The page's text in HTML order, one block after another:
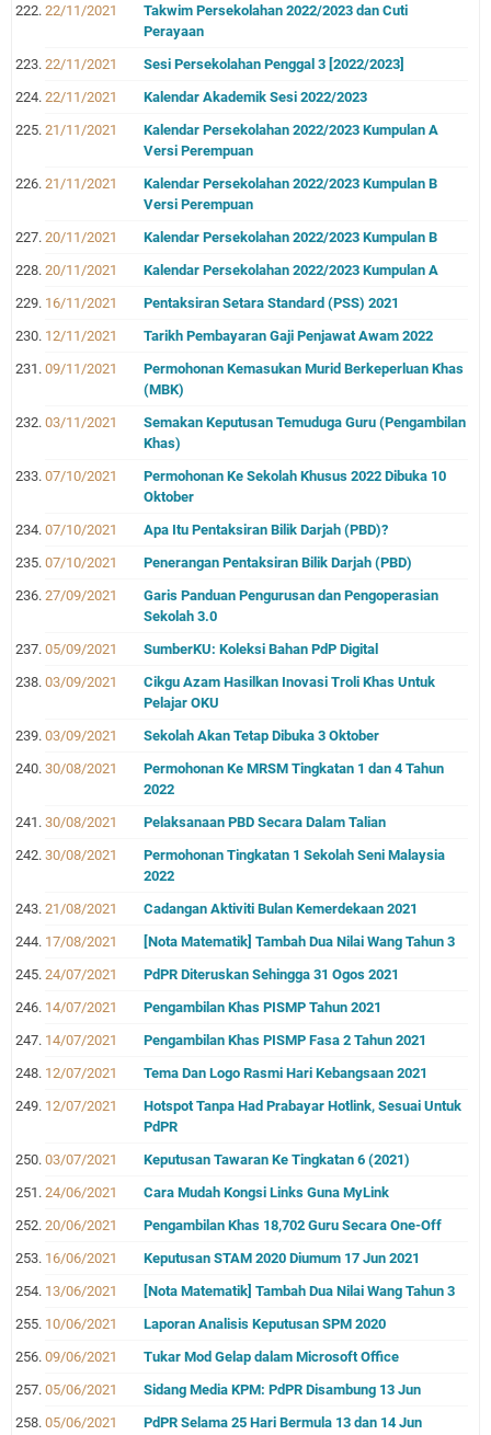
22/11/2021
Takwim Persekolahan 2022/2023 dan Cuti
Perayaan
22/11/2021
Sesi Persekolahan Penggal 3 [2022/2023]
22/11/2021
Kalendar Akademik Sesi 2022/2023
21/11/2021
Kalendar Persekolahan 2022/2023 Kumpulan A
Versi Perempuan
21/11/2021
Kalendar Persekolahan 2022/2023 Kumpulan B
Versi Perempuan
20/11/2021
Kalendar Persekolahan 2022/2023 Kumpulan B
20/11/2021
Kalendar Persekolahan 2022/2023 Kumpulan A
16/11/2021
Pentaksiran Setara Standard (PSS) 2021
12/11/2021
Tarikh Pembayaran Gaji Penjawat Awam 2022
09/11/2021
Permohonan Kemasukan Murid Berkeperluan Khas
(MBK)
03/11/2021
Semakan Keputusan Temuduga Guru (Pengambilan
Khas)
07/10/2021
Permohonan Ke Sekolah Khusus 2022 Dibuka 10
Oktober
07/10/2021
Apa Itu Pentaksiran Bilik Darjah (PBD)?
07/10/2021
Penerangan Pentaksiran Bilik Darjah (PBD)
27/09/2021
Garis Panduan Pengurusan dan Pengoperasian
Sekolah 3.0
05/09/2021
SumberKU: Koleksi Bahan PdP Digital
03/09/2021
Cikgu Azam Hasilkan Inovasi Troli Khas Untuk
Pelajar OKU
03/09/2021
Sekolah Akan Tetap Dibuka 3 Oktober
30/08/2021
Permohonan Ke MRSM Tingkatan 1 dan 4 Tahun
2022
30/08/2021
Pelaksanaan PBD Secara Dalam Talian
30/08/2021
Permohonan Tingkatan 1 Sekolah Seni Malaysia
2022
21/08/2021
Cadangan Aktiviti Bulan Kemerdekaan 2021
17/08/2021
[Nota Matematik] Tambah Dua Nilai Wang Tahun 3
24/07/2021
PdPR Diteruskan Sehingga 31 Ogos 2021
14/07/2021
Pengambilan Khas PISMP Tahun 2021
14/07/2021
Pengambilan Khas PISMP Fasa 2 Tahun 2021
12/07/2021
Tema Dan Logo Rasmi Hari Kebangsaan 2021
12/07/2021
Hotspot Tanpa Had Prabayar Hotlink, Sesuai Untuk
PdPR
03/07/2021
Keputusan Tawaran Ke Tingkatan 6 (2021)
24/06/2021
Cara Mudah Kongsi Links Guna MyLink
20/06/2021
Pengambilan Khas 18,702 Guru Secara One-Off
16/06/2021
Keputusan STAM 2020 Diumum 17 Jun 2021
13/06/2021
[Nota Matematik] Tambah Dua Nilai Wang Tahun 3
10/06/2021
Laporan Analisis Keputusan SPM 2020
09/06/2021
Tukar Mod Gelap dalam Microsoft Office
05/06/2021
Sidang Media KPM: PdPR Disambung 13 Jun
05/06/2021
PdPR Selama 25 Hari Bermula 13 dan 14 Jun